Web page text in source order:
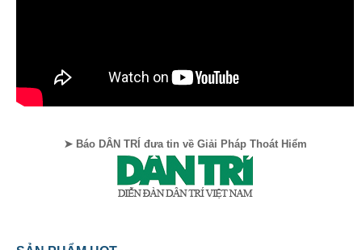
➤ Báo DÂN TRÍ đưa tin về Giải Pháp Thoát Hiểm